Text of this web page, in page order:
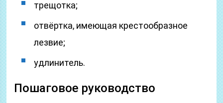
трещотка;
отвёртка, имеющая крестообразное
лезвие;
удлинитель.
Пошаговое руководство